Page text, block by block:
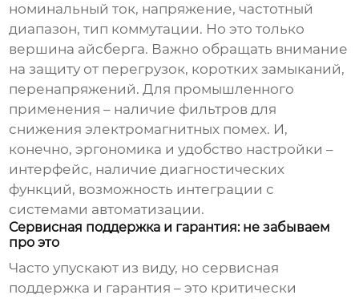
номинальный ток, напряжение, частотный
диапазон, тип коммутации. Но это только
вершина айсберга. Важно обращать внимание
на защиту от перегрузок, коротких замыканий,
перенапряжений. Для промышленного
применения – наличие фильтров для
снижения электромагнитных помех. И,
конечно, эргономика и удобство настройки –
интерфейс, наличие диагностических
функций, возможность интеграции с
системами автоматизации.
Сервисная поддержка и гарантия: не забываем
про это
Часто упускают из виду, но сервисная
поддержка и гарантия – это критически